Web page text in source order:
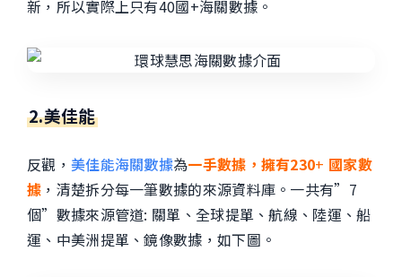
新，所以實際上只有40國+海關數據。
2.美佳能
反觀， 美佳能海關數據為一手數據，擁有230+ 國家數
據 ，清楚拆分每一筆數據的來源資料庫。一共有”7
個”數據來源管道: 關單、全球提單、航線、陸運、船
運、中美洲提單、鏡像數據，如下圖。